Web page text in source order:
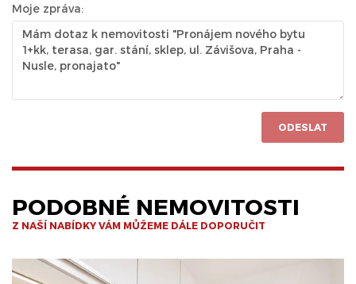
Moje zpráva:
ODESLAT
PODOBNÉ NEMOVITOSTI
Z NAŠÍ NABÍDKY VÁM MŮŽEME DÁLE DOPORUČIT